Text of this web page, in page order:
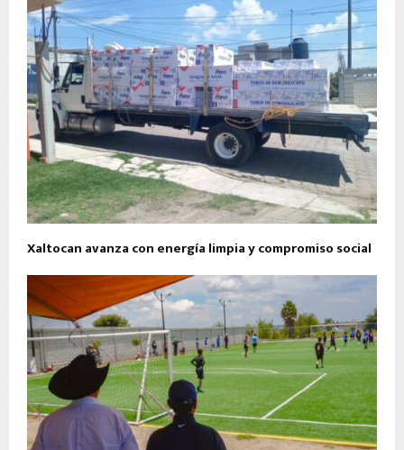
Xaltocan avanza con energía limpia y compromiso social